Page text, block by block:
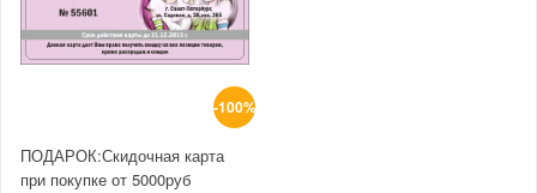
-100%
ПОДАРОК:Скидочная карта
при покупке от 5000руб